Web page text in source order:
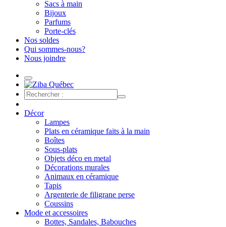
Sacs à main
Bijoux
Parfums
Porte-clés
Nos soldes
Qui sommes-nous?
Nous joindre
Décor
Lampes
Plats en céramique faits à la main
Boîtes
Sous-plats
Objets déco en metal
Décorations murales
Animaux en céramique
Tapis
Argenterie de filigrane perse
Coussins
Mode et accessoires
Bottes, Sandales, Babouches